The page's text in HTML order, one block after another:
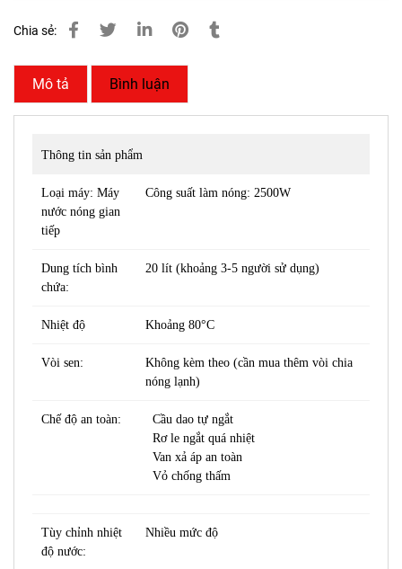
Chia sẻ:
Mô tả Bình luận
Thông tin sản phẩm
Loại máy: Máy
nước nóng gian
tiếp
Công suất làm nóng: 2500W
Dung tích bình
chứa:
20 lít (khoảng 3-5 người sử dụng)
Nhiệt độ Khoảng 80°C
Vòi sen:
Không kèm theo (cần mua thêm vòi chia
nóng lạnh)
Chế độ an toàn:
Cầu dao tự ngắt
Rơ le ngắt quá nhiệt
Van xả áp an toàn
Vỏ chống thấm
Tùy chỉnh nhiệt
độ nước:
Nhiều mức độ